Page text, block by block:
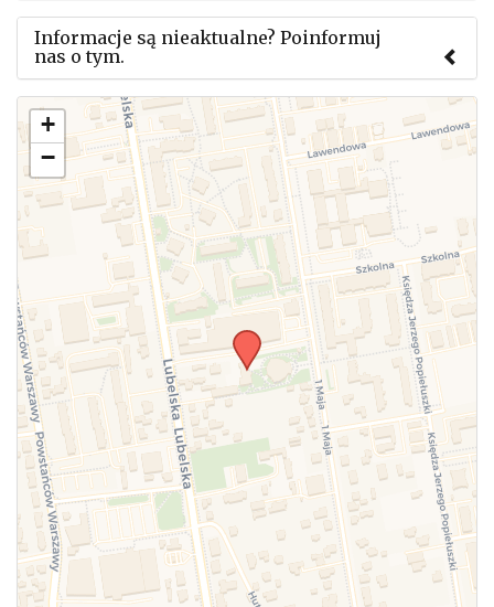
Informacje są nieaktualne? Poinformuj
nas o tym.
Użyj tego formularza aby przesłać informację o
zmianach w powyższym mityngu.
WYŚLIJ
+
−